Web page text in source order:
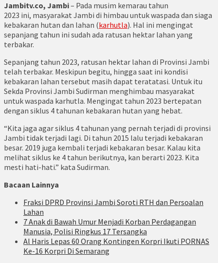
Jambitv.co, Jambi– Pada musim kemarau tahun
2023 ini, masyarakat Jambi di himbau untuk waspada dan siaga
kebakaran hutan dan lahan (karhutla). Hal ini mengingat
sepanjang tahun ini sudah ada ratusan hektar lahan yang
terbakar.
Sepanjang tahun 2023, ratusan hektar lahan di Provinsi Jambi
telah terbakar. Meskipun begitu, hingga saat ini kondisi
kebakaran lahan tersebut masih dapat teratatasi. Untuk itu
Sekda Provinsi Jambi Sudirman menghimbau masyarakat
untuk waspada karhutla. Mengingat tahun 2023 bertepatan
dengan siklus 4 tahunan kebakaran hutan yang hebat.
“Kita jaga agar siklus 4 tahunan yang pernah terjadi di provinsi
Jambi tidak terjadi lagi. Di tahun 2015 lalu terjadi kebakaran
besar. 2019 juga kembali terjadi kebakaran besar. Kalau kita
melihat siklus ke 4 tahun berikutnya, kan berarti 2023. Kita
mesti hati-hati.” kata Sudirman.
Bacaan Lainnya
Fraksi DPRD Provinsi Jambi Soroti RTH dan Persoalan
Lahan
7 Anak di Bawah Umur Menjadi Korban Perdagangan
Manusia, Polisi Ringkus 17 Tersangka
Al Haris Lepas 60 Orang Kontingen Korpri Ikuti PORNAS
Ke-16 Korpri Di Semarang